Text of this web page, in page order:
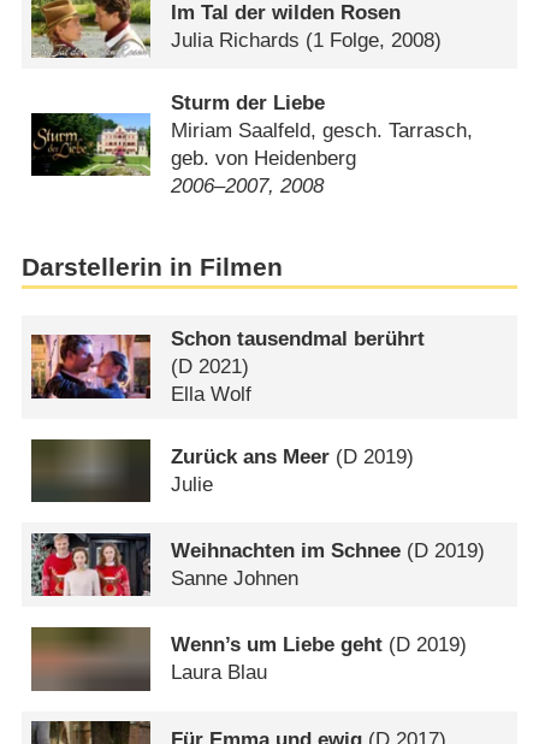
Im Tal der wilden Rosen
Julia Richards (1 Folge, 2008)
Sturm der Liebe
Miriam Saalfeld, gesch. Tarrasch,
geb. von Heidenberg
2006⁠–⁠2007, 2008
Darstellerin in Filmen
Schon tausendmal berührt
(D 2021)
Ella Wolf
Zurück ans Meer (D 2019)
Julie
Weihnachten im Schnee (D 2019)
Sanne Johnen
Wenn’s um Liebe geht (D 2019)
Laura Blau
Für Emma und ewig (D 2017)